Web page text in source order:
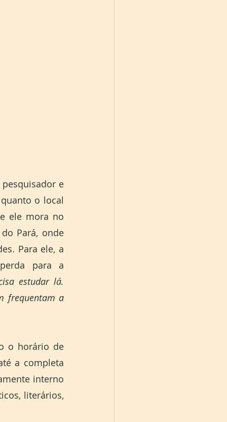
e
o local
ele mora no
Pará, onde
Para ele, a
para a
estudar lá.
frequentam a
o horário de
a completa
interno
literários,